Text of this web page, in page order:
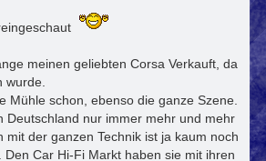
meinen geliebten Corsa Verkauft, da
wurde.
Mühle schon, ebenso die ganze Szene.
Deutschland nur immer mehr und mehr
mit der ganzen Technik ist ja kaum noch
Den Car Hi-Fi Markt haben sie mit ihren